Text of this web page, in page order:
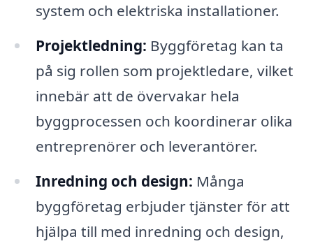
system och elektriska installationer.
Projektledning: Byggföretag kan ta
på sig rollen som projektledare, vilket
innebär att de övervakar hela
byggprocessen och koordinerar olika
entreprenörer och leverantörer.
Inredning och design: Många
byggföretag erbjuder tjänster för att
hjälpa till med inredning och design,